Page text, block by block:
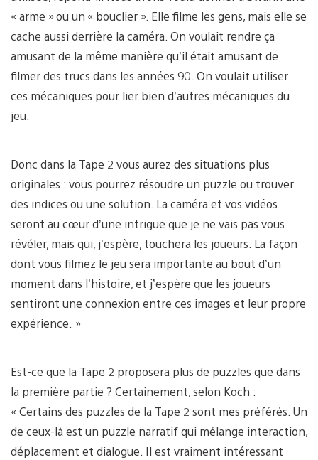
« arme » ou un « bouclier ». Elle filme les gens, mais elle se
cache aussi derrière la caméra. On voulait rendre ça
amusant de la même manière qu’il était amusant de
filmer des trucs dans les années 90. On voulait utiliser
ces mécaniques pour lier bien d’autres mécaniques du
jeu.
Donc dans la Tape 2 vous aurez des situations plus
originales : vous pourrez résoudre un puzzle ou trouver
des indices ou une solution. La caméra et vos vidéos
seront au cœur d’une intrigue que je ne vais pas vous
révéler, mais qui, j’espère, touchera les joueurs. La façon
dont vous filmez le jeu sera importante au bout d’un
moment dans l’histoire, et j’espère que les joueurs
sentiront une connexion entre ces images et leur propre
expérience. »
Est-ce que la Tape 2 proposera plus de puzzles que dans
la première partie ? Certainement, selon Koch :
« Certains des puzzles de la Tape 2 sont mes préférés. Un
de ceux-là est un puzzle narratif qui mélange interaction,
déplacement et dialogue. Il est vraiment intéressant